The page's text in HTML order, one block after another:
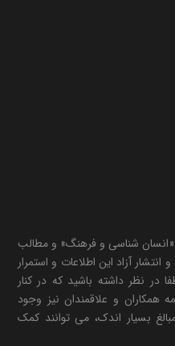
«انسان شناسی و فرهنگ» و مطالب
آزاد این اطلاعات و استمرار
در نظر داشته باشید که در کنار
و علاقمندان نیز وجود
بسیار اندک، می توانند کمک